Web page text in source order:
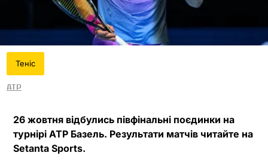
Теніс
ATP
26 жовтня відбулись півфінальні поєдинки на
турнірі ATP Базель. Результати матчів читайте на
Setanta Sports.